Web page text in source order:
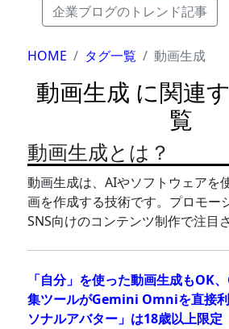
企業ブログのトレンド記事
HOME タグ一覧 動画生成
動画生成 に関連
覧
動画生成とは？
動画生成は、AIやソフトウェアを
画を作成する技術です。プロモー
SNS向けのコンテンツ制作で注目
「自分」を使った動画生成もOK
集ツールがGemini Omniを直接
ソナルアバター」は18歳以上限定